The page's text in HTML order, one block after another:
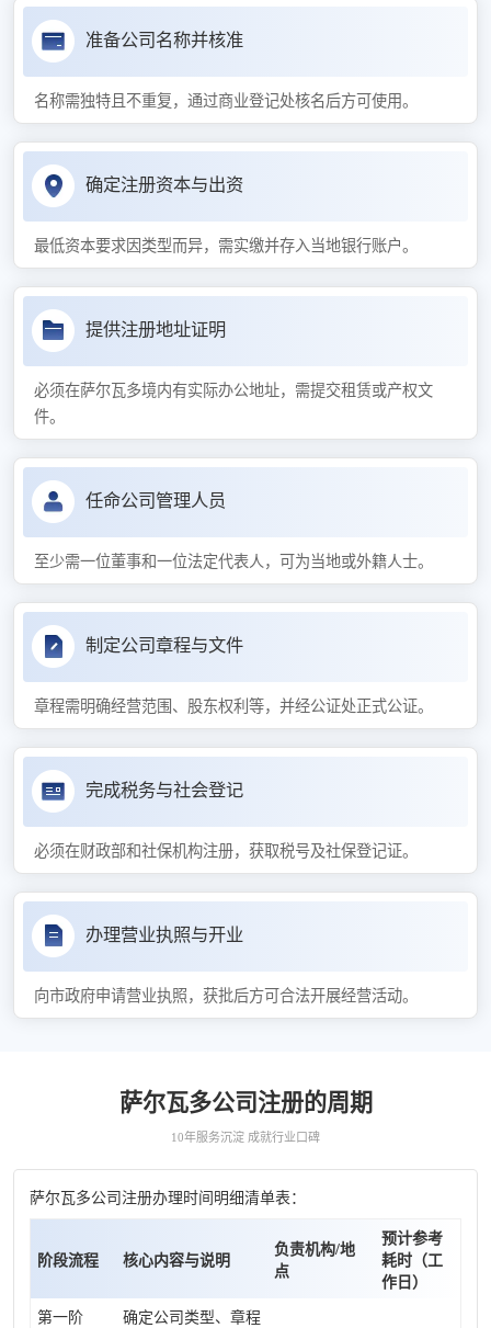
准备公司名称并核准
名称需独特且不重复，通过商业登记处核名后方可使用。
确定注册资本与出资
最低资本要求因类型而异，需实缴并存入当地银行账户。
提供注册地址证明
必须在萨尔瓦多境内有实际办公地址，需提交租赁或产权文
件。
任命公司管理人员
至少需一位董事和一位法定代表人，可为当地或外籍人士。
制定公司章程与文件
章程需明确经营范围、股东权利等，并经公证处正式公证。
完成税务与社会登记
必须在财政部和社保机构注册，获取税号及社保登记证。
办理营业执照与开业
向市政府申请营业执照，获批后方可合法开展经营活动。
萨尔瓦多公司注册的周期
10年服务沉淀 成就行业口碑
萨尔瓦多公司注册办理时间明细清单表：
阶段流程 核心内容与说明
负责机构/地
点
预计参考
耗时（工
作日）
第一阶
确定公司类型、章程